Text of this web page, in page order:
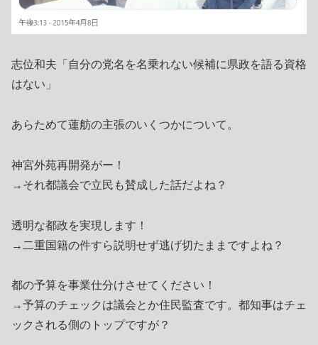
志位和夫「自分の党名を名乗れない候補に県政を語る資格
はない」
あらためて蓮舫の主張のいくつかについて。
神宮外苑再開発がー！
→それ都議会で立民も賛成した話だよね？
透明な都政を実現します！
→二重国籍の件すら説明せず逃げ切たままですよね？
都の予算を事業仕分けさせてください！
→予算のチェックは議会とか住民監査です。都知事はチェ
ックされる側のトップですが？